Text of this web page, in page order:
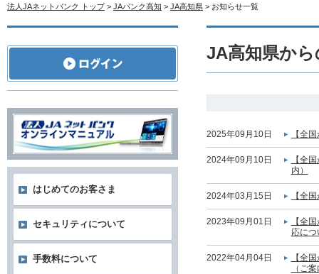
法人JAネットバンク トップ > JAバンク高知 > JA高知県 > お知らせ一覧
JA高知県か
2025年09月10日 【全
2024年09月10日
【全
内）
2024年03月15日 【全
2023年09月01日
【全
応に
2022年04月04日
【全
（ご
はじめてのお客さま
セキュリティについて
手数料について